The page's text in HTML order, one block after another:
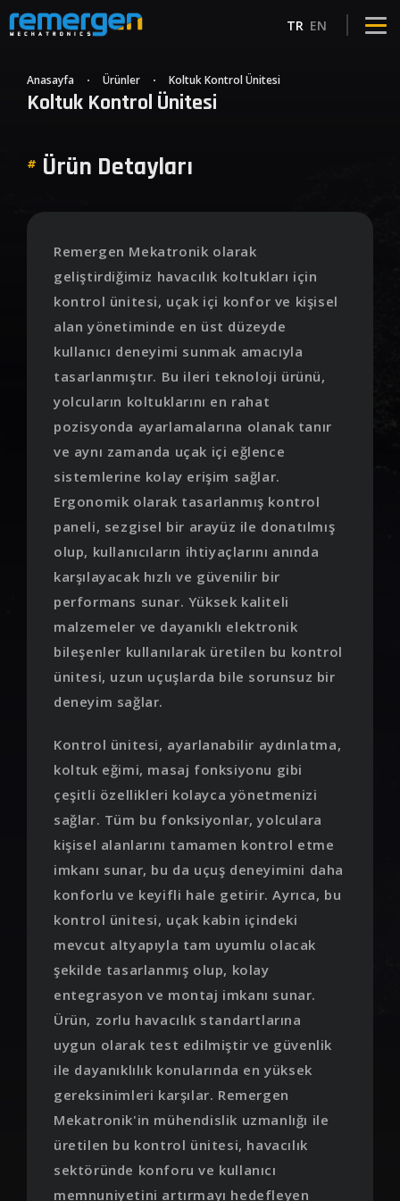
TR EN
Anasayfa Ürünler Koltuk Kontrol Ünitesi
Koltuk Kontrol Ünitesi
# Ürün Detayları
Remergen Mekatronik olarak
geliştirdiğimiz havacılık koltukları için
kontrol ünitesi, uçak içi konfor ve kişisel
alan yönetiminde en üst düzeyde
kullanıcı deneyimi sunmak amacıyla
tasarlanmıştır. Bu ileri teknoloji ürünü,
yolcuların koltuklarını en rahat
pozisyonda ayarlamalarına olanak tanır
ve aynı zamanda uçak içi eğlence
sistemlerine kolay erişim sağlar.
Ergonomik olarak tasarlanmış kontrol
paneli, sezgisel bir arayüz ile donatılmış
olup, kullanıcıların ihtiyaçlarını anında
karşılayacak hızlı ve güvenilir bir
performans sunar. Yüksek kaliteli
malzemeler ve dayanıklı elektronik
bileşenler kullanılarak üretilen bu kontrol
ünitesi, uzun uçuşlarda bile sorunsuz bir
deneyim sağlar.
Kontrol ünitesi, ayarlanabilir aydınlatma,
koltuk eğimi, masaj fonksiyonu gibi
çeşitli özellikleri kolayca yönetmenizi
sağlar. Tüm bu fonksiyonlar, yolculara
kişisel alanlarını tamamen kontrol etme
imkanı sunar, bu da uçuş deneyimini daha
konforlu ve keyifli hale getirir. Ayrıca, bu
kontrol ünitesi, uçak kabin içindeki
mevcut altyapıyla tam uyumlu olacak
şekilde tasarlanmış olup, kolay
entegrasyon ve montaj imkanı sunar.
Ürün, zorlu havacılık standartlarına
uygun olarak test edilmiştir ve güvenlik
ile dayanıklılık konularında en yüksek
gereksinimleri karşılar. Remergen
Mekatronik'in mühendislik uzmanlığı ile
üretilen bu kontrol ünitesi, havacılık
sektöründe konforu ve kullanıcı
memnuniyetini artırmayı hedefleyen